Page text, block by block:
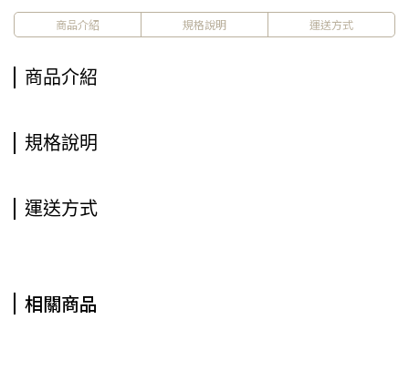
商品介紹 規格說明 運送方式
商品介紹
規格說明
運送方式
相關商品